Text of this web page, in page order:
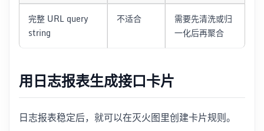
完整 URL query
string
不适合
需要先清洗或归
一化后再聚合
用日志报表生成接口卡片
日志报表稳定后，就可以在灭火图里创建卡片规则。